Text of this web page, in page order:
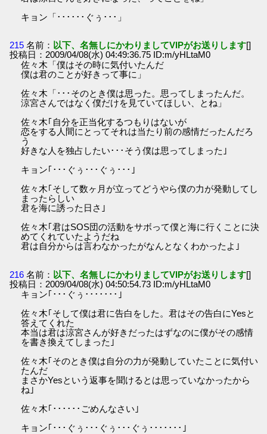
キョン「･･････ぐぅ･･･」
215 名前： 以下、名無しにかわりましてVIPがお送りします[]
投稿日：2009/04/08(水) 04:49:36.75 ID:m/yHLtaM0
佐々木「僕はその時に気付いたんだ
僕は君のことが好きって事に」
佐々木「･･･そのとき僕は思った。思ってしまったんだ。
涼宮さんではなく僕だけを見ていてほしい、とね」
佐々木｢自分を正当化するつもりはないが
恋をする人間にとってそれは当たり前の感情だったんだろ
う
好きな人を独占したい･･･そう僕は思ってしまった｣
キョン｢･･･ぐぅ･･･ぐぅ･･･｣
佐々木｢そして数ヶ月が立ってどうやら僕の力が発動してし
まったらしい
君を海に誘った日さ｣
佐々木｢君はSOS団の活動をサボって僕と海に行くことに決
めてくれていたようだね
君は自分からは言わなかったがなんとなくわかったよ｣
216 名前： 以下、名無しにかわりましてVIPがお送りします[]
投稿日：2009/04/08(水) 04:50:54.73 ID:m/yHLtaM0
キョン｢･･･ぐぅ･･･････｣
佐々木｢そして僕は君に告白をした。君はその告白にYesと
答えてくれた
本当は君は涼宮さんが好きだったはずなのに僕がその感情
を書き換えてしまった｣
佐々木｢そのとき僕は自分の力が発動していたことに気付い
たんだ
まさかYesという返事を聞けるとは思っていなかったから
ね｣
佐々木｢･･････ごめんなさい｣
キョン｢･･･ぐぅ･･･ぐぅ･･･ぐぅ･･･････｣